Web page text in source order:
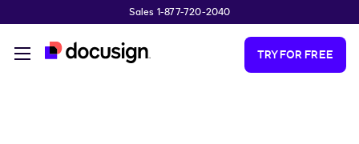
Sales 1-877-720-2040
TRY FOR FREE